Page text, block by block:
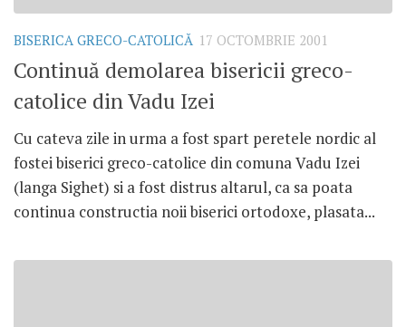
BISERICA GRECO-CATOLICĂ 17 OCTOMBRIE 2001
Continuă demolarea bisericii greco-
catolice din Vadu Izei
Cu cateva zile in urma a fost spart peretele nordic al
fostei biserici greco-catolice din comuna Vadu Izei
(langa Sighet) si a fost distrus altarul, ca sa poata
continua constructia noii biserici ortodoxe, plasata...